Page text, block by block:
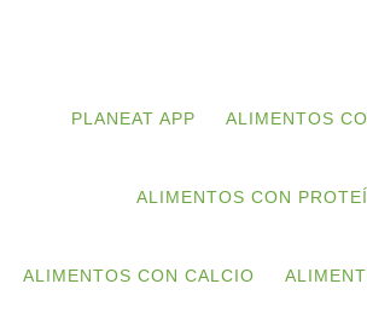
navigationPLANEAT APP ALIMENTOS
ALIMENTOS CON
ALIMENTOS CON CALCIO